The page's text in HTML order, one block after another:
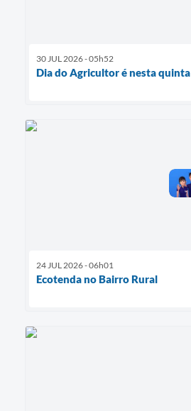
30 JUL 2026 - 05h52
Dia do Agricultor é nesta quinta
24 JUL 2026 - 06h01
Ecotenda no Bairro Rural